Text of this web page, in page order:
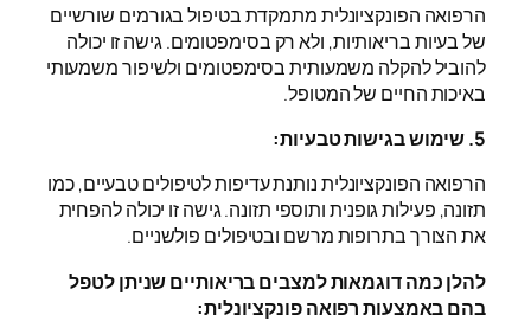
הרפואה הפונקציונלית מתמקדת בטיפול בגורמים שורשיים
של בעיות בריאותיות, ולא רק בסימפטומים. גישה זו יכולה
להוביל להקלה משמעותית בסימפטומים ולשיפור משמעותי
באיכות החיים של המטופל.
5. שימוש בגישות טבעיות:
הרפואה הפונקציונלית נותנת עדיפות לטיפולים טבעיים, כמו
תזונה, פעילות גופנית ותוספי תזונה. גישה זו יכולה להפחית
את הצורך בתרופות מרשם ובטיפולים פולשניים.
להלן כמה דוגמאות למצבים בריאותיים שניתן לטפל
בהם באמצעות רפואה פונקציונלית: